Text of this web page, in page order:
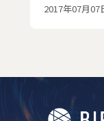
2017年07月07